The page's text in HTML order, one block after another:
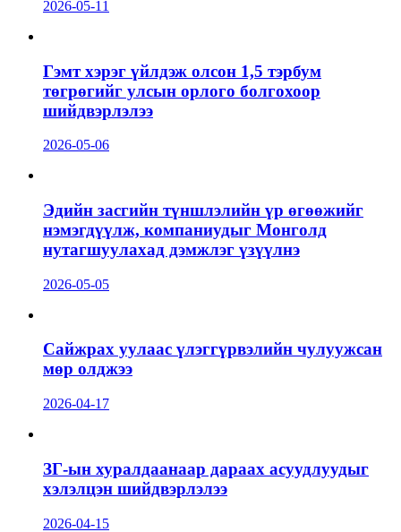
2026-05-11
Гэмт хэрэг үйлдэж олсон 1,5 тэрбум
төгрөгийг улсын орлого болгохоор
шийдвэрлэлээ
2026-05-06
Эдийн засгийн түншлэлийн үр өгөөжийг
нэмэгдүүлж, компаниудыг Монголд
нутагшуулахад дэмжлэг үзүүлнэ
2026-05-05
Сайжрах уулаас үлэггүрвэлийн чулуужсан
мөр олджээ
2026-04-17
ЗГ-ын хуралдаанаар дараах асуудлуудыг
хэлэлцэн шийдвэрлэлээ
2026-04-15